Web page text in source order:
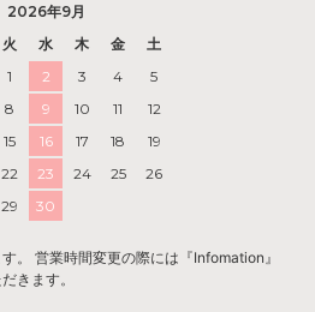
2026年9月
火 水 木 金
土
1
2 3 4
5
8 9 10 11
12
15 16 17 18
19
22 23 24 25
26
29 30
。 営業時間変更の際には『Infomation』
きます。